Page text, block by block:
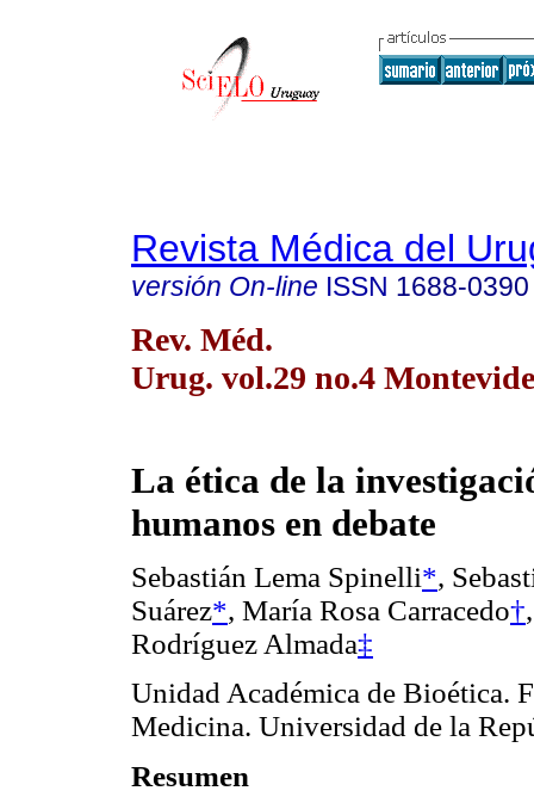
Revista Médica del
versión On-line ISSN 1688-0390
Rev. Méd.
Urug. vol.29 no.4
La ética de la
humanos en debate
Sebastián Lema Spinelli*,
Suárez*, María Rosa Carracedo†
Rodríguez Almada‡
Unidad Académica de Bioética.
Medicina. Universidad de la
Resumen